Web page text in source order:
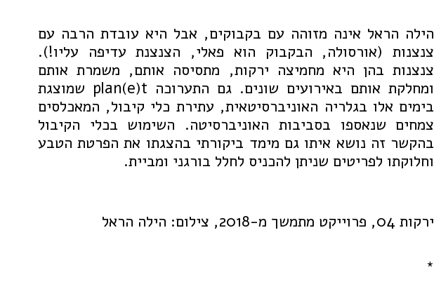
הילה הראל אינה מזוהה עם בקבוקים, אבל היא עובדת הרבה עם
צנצנות (אורסולה, הבקבוק הוא פאלי, הצנצנת עדיפה עליו!).
צנצנות בהן היא מחמיצה ירקות, מתסיסה אותם, משמרת אותם
ומחלקת אותם באירועים שונים. גם התערוכה plan(e)t שמוצגת
בימים אלו בגלריה האוניברסיטאית, עתירת כלי קיבול, המאכלסים
צמחים שנאספו בסביבות האוניברסיטה. השימוש בכלי הקיבול
בהקשר זה נושא איתו גם מימד ביקורתי בהצגתו את הפרטת הטבע
וחלוקתו לפריטים שניתן להכניס לחלל בורגני ומביית.
ירקות 04, פרוייקט מתמשך מ-2018, צילום: הילה הראל
*